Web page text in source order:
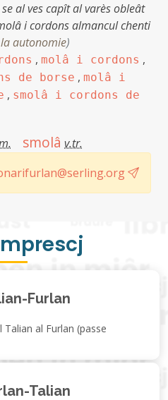
al ves capît al varès obleât
i cordons almancul chenti
autonomie)
, molâ i cordons ,
de borse , molâ i
, smolâ i cordons de
smolâ v.tr.
Furlan
al Furlan (passe
Talian